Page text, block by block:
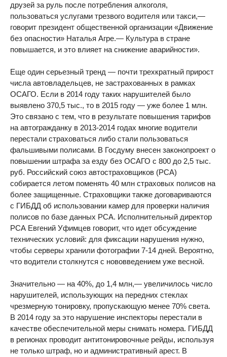
друзей за руль после потребления алкоголя,
пользоваться услугами трезвого водителя или такси,—
говорит президент общественной организации «Движение
без опасности» Наталья Агре.— Культура в стране
повышается, и это влияет на снижение аварийности».
Еще один серьезный тренд — почти трехкратный прирост
числа автовладельцев, не застрахованных в рамках
ОСАГО. Если в 2014 году таких нарушителей было
выявлено 370,5 тыс., то в 2015 году — уже более 1 млн.
Это связано с тем, что в результате повышения тарифов
на автогражданку в 2013-2014 годах многие водители
перестали страховаться либо стали пользоваться
фальшивыми полисами. В Госдуму внесен законопроект о
повышении штрафа за езду без ОСАГО с 800 до 2,5 тыс.
руб. Российский союз автостраховщиков (РСА)
собирается летом поменять 40 млн страховых полисов на
более защищенные. Страховщики также договариваются
с ГИБДД об использовании камер для проверки наличия
полисов по базе данных РСА. Исполнительный директор
РСА Евгений Уфимцев говорит, что идет обсуждение
технических условий: для фиксации нарушения нужно,
чтобы серверы хранили фотографии 7-14 дней. Вероятно,
что водители столкнутся с нововведением уже весной.
Значительно — на 40%, до 1,4 млн,— увеличилось число
нарушителей, использующих на передних стеклах
чрезмерную тонировку, пропускающую менее 70% света.
В 2014 году за это нарушение инспекторы перестали в
качестве обеспечительной меры снимать номера. ГИБДД
в регионах проводит антитонировочные рейды, используя
не только штраф, но и административный арест. В